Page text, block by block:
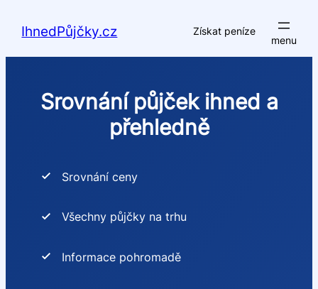
IhnedPůjčky.cz Získat peníze
Srovnání půjček ihned a
přehledně
Srovnání ceny
Všechny půjčky na trhu
Informace pohromadě